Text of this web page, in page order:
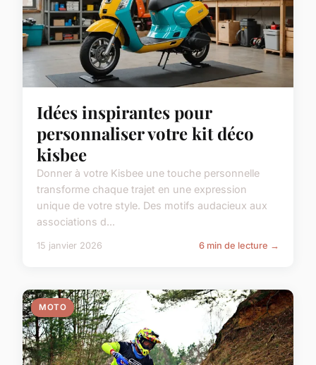
Idées inspirantes pour
personnaliser votre kit déco
kisbee
Donner à votre Kisbee une touche personnelle
transforme chaque trajet en une expression
unique de votre style. Des motifs audacieux aux
associations d...
15 janvier 2026 6 min de lecture →
MOTO